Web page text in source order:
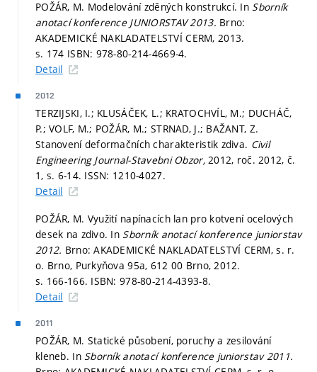
POŽÁR, M. Modelování zděných konstrukcí. In Sborník
anotací konference JUNIORSTAV 2013. Brno:
AKADEMICKÉ NAKLADATELSTVÍ CERM, 2013.
s. 174 ISBN: 978-80-214-4669-4.
Detail
2012
TERZIJSKI, I.; KLUSÁČEK, L.; KRATOCHVÍL, M.; DUCHÁČ,
P.; VOLF, M.; POŽÁR, M.; STRNAD, J.; BAŽANT, Z.
Stanovení deformačních charakteristik zdiva. Civil
Engineering Journal-Stavebni Obzor,2012, roč. 2012, č.
1, s. 6-14. ISSN: 1210-4027.
Detail
POŽÁR, M. Využití napínacích lan pro kotvení ocelových
desek na zdivo. In Sborník anotací konference juniorstav
2012. Brno: AKADEMICKÉ NAKLADATELSTVÍ CERM, s. r.
o. Brno, Purkyňova 95a, 612 00 Brno, 2012.
s. 166-166. ISBN: 978-80-214-4393-8.
Detail
2011
POŽÁR, M. Statické působení, poruchy a zesilování
kleneb. In Sborník anotací konference juniorstav 2011.